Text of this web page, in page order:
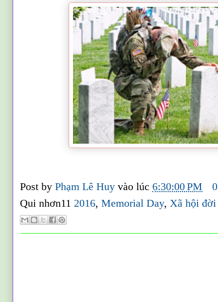
Post byPhạm Lê Huyvào lúc 6:30:00 PM
Qui nhơn11 2016,Memorial Day,Xã hội đời